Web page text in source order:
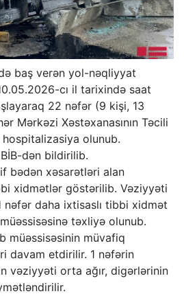
baş verən yol-nəqliyyat
cı il tarixində saat
22 nəfər (9 kişi, 13
Mərkəzi Xəstəxanasının Təcili
olunub.
dən bildirilib.
bədən xəsarətləri alan
xidmətlər göstərilib. Vəziyyəti
nəfər daha ixtisaslı tibbi xidmət
təxliyə olunub.
müəssisəsinin müvafiq
davam etdirilir. 1 nəfərin
vəziyyəti orta ağır, digərlərinin